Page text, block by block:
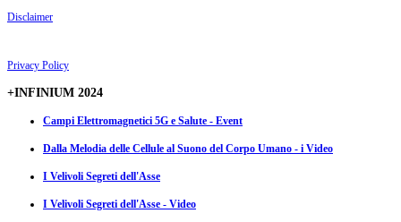
Disclaimer
Privacy Policy
+INFINIUM 2024
Campi Elettromagnetici 5G e Salute - Event
Dalla Melodia delle Cellule al Suono del Corpo Umano - i Video
I Velivoli Segreti dell'Asse
I Velivoli Segreti dell'Asse - Video